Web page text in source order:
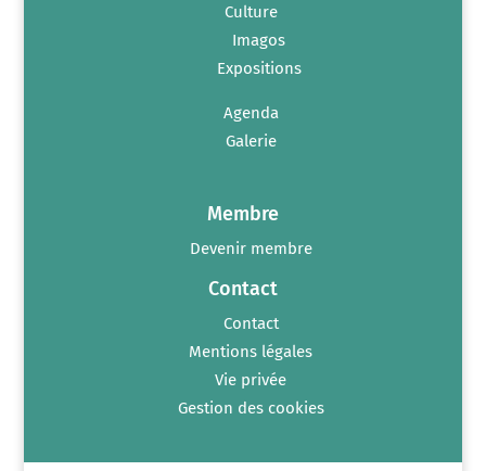
Culture
Imagos
Expositions
Agenda
Galerie
Membre
Devenir membre
Contact
Contact
Mentions légales
Vie privée
Gestion des cookies